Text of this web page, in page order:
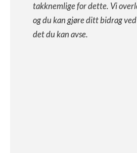
takknemlige for dette. Vi
og du kan gjøre ditt bidrag
det du kan avse.